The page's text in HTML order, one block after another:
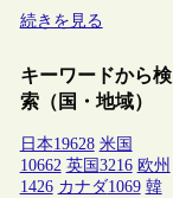
続きを見る
キーワードから検
索（国・地域）
日本19628 米国
10662 英国 3216 欧州
1426 カナダ1069 韓